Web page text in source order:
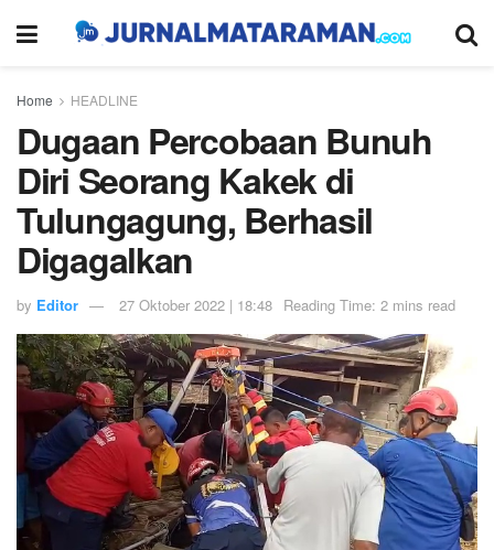
Home HEADLINE
Dugaan Percobaan Bunuh
Diri Seorang Kakek di
Tulungagung, Berhasil
Digagalkan
by Editor 27 Oktober 2022 | 18:48 Reading Time: 2 mins read